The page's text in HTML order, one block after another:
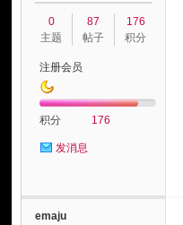
0
主题
87
帖子
176
积分
注册会员
积分 176
发消息
emaju